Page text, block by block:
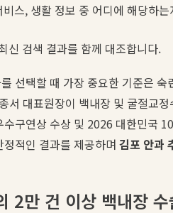
스, 생활 정보 중 어디에 해당하
신 검색 결과를 함께 대조합니다.
선택할 때 가장 중요한 기준은
서 대표원장이 백내장 및 굴절교
수구연상 수상 및 2026 대한민국
적인 결과를 제공하며 김포 안과
2만 건 이상 백내장